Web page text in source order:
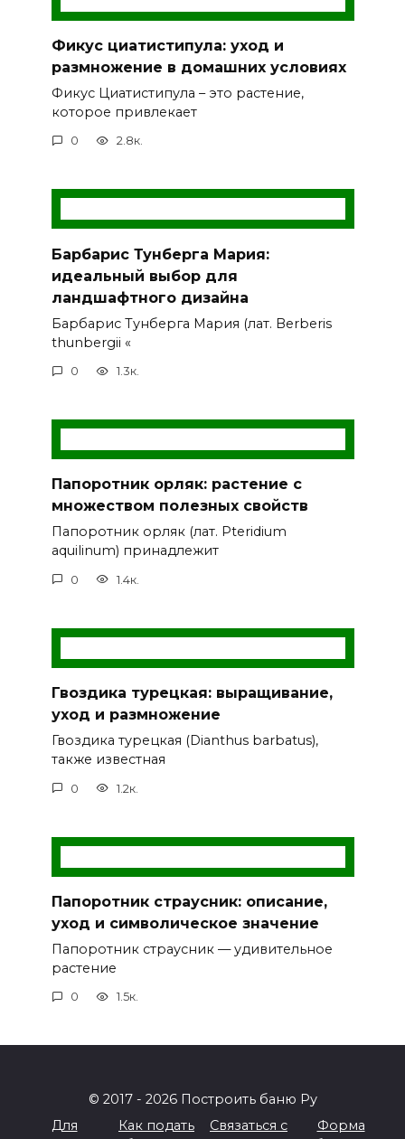
Фикус циатистипула: уход и
размножение в домашних условиях
Фикус Циатистипула – это растение,
которое привлекает
0 2.8к.
Барбарис Тунберга Мария:
идеальный выбор для
ландшафтного дизайна
Барбарис Тунберга Мария (лат. Berberis
thunbergii «
0 1.3к.
Папоротник орляк: растение с
множеством полезных свойств
Папоротник орляк (лат. Pteridium
aquilinum) принадлежит
0 1.4к.
Гвоздика турецкая: выращивание,
уход и размножение
Гвоздика турецкая (Dianthus barbatus),
также известная
0 1.2к.
Папоротник страусник: описание,
уход и символическое значение
Папоротник страусник — удивительное
растение
0 1.5к.
© 2017 - 2026 Построить баню Ру
Для
Как подать
Связаться с
Форма